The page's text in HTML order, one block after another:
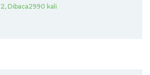
Dibaca2990 kali